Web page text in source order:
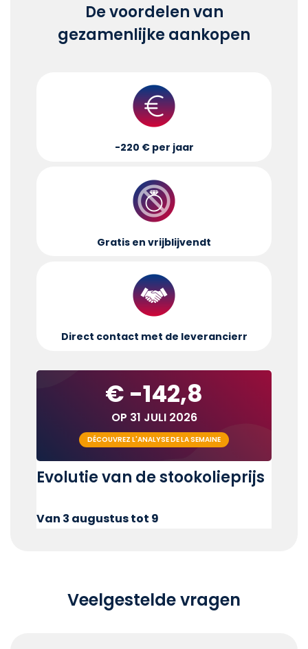
De voordelen van
gezamenlijke aankopen
-220 € per jaar
Gratis en vrijblijvendt
Direct contact met de leverancierr
€ -142,8
OP 31 JULI 2026
DÉCOUVREZ L'ANALYSE DE LA SEMAINE
Evolutie van de stookolieprijs
Van 3 augustus tot 9
Veelgestelde vragen